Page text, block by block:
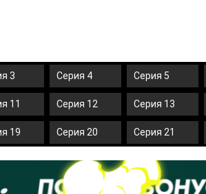
3 Серия 4 Серия 5
11 Серия 12 Серия 13
19 Серия 20 Серия 21